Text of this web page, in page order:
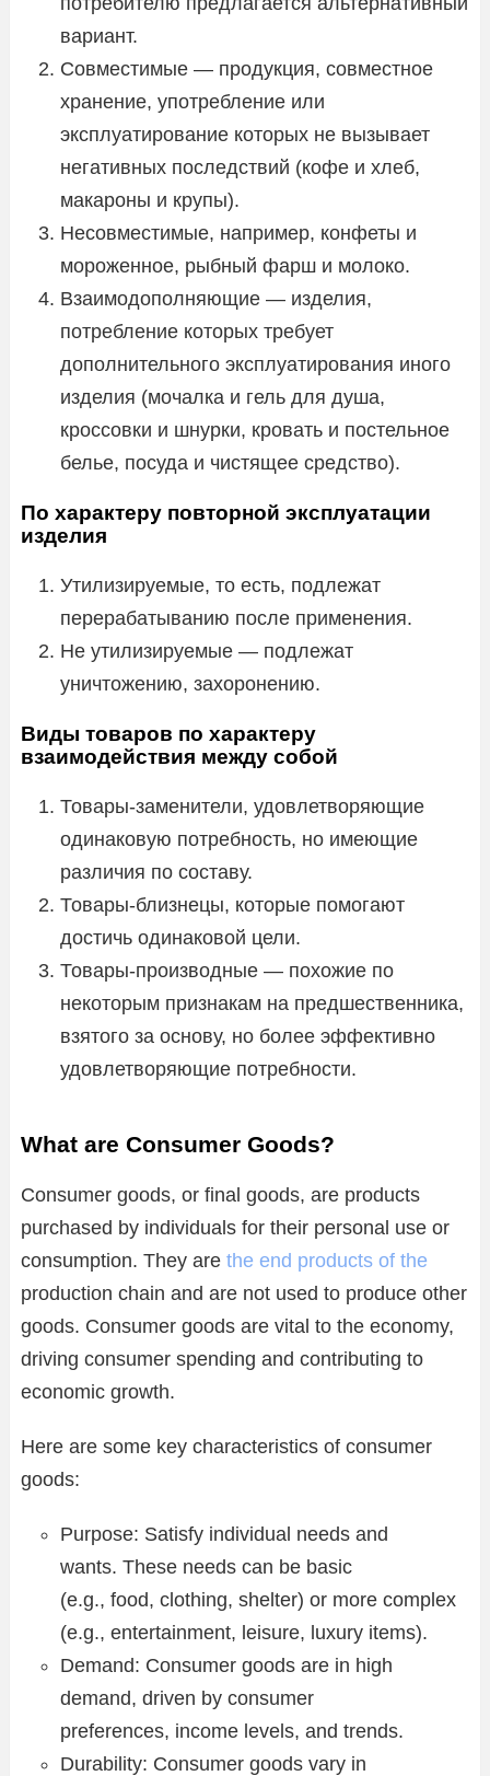
вариант.
Совместимые — продукция, совместное
хранение, употребление или
эксплуатирование которых не вызывает
негативных последствий (кофе и хлеб,
макароны и крупы).
Несовместимые, например, конфеты и
мороженное, рыбный фарш и молоко.
Взаимодополняющие — изделия,
потребление которых требует
дополнительного эксплуатирования иного
изделия (мочалка и гель для душа,
кроссовки и шнурки, кровать и постельное
белье, посуда и чистящее средство).
По характеру повторной эксплуатации
изделия
Утилизируемые, то есть, подлежат
перерабатыванию после применения.
Не утилизируемые — подлежат
уничтожению, захоронению.
Виды товаров по характеру
взаимодействия между собой
Товары-заменители, удовлетворяющие
одинаковую потребность, но имеющие
различия по составу.
Товары-близнецы, которые помогают
достичь одинаковой цели.
Товары-производные — похожие по
некоторым признакам на предшественника,
взятого за основу, но более эффективно
удовлетворяющие потребности.
What are Consumer Goods?
Consumer goods, or final goods, are products
purchased by individuals for their personal use or
consumption. They are the end products of the
production chain and are not used to produce other
goods. Consumer goods are vital to the economy,
driving consumer spending and contributing to
economic growth.
Here are some key characteristics of consumer
goods:
Purpose: Satisfy individual needs and
wants. These needs can be basic
(e.g., food, clothing, shelter) or more complex
(e.g., entertainment, leisure, luxury items).
Demand: Consumer goods are in high
demand, driven by consumer
preferences, income levels, and trends.
Durability: Consumer goods vary in